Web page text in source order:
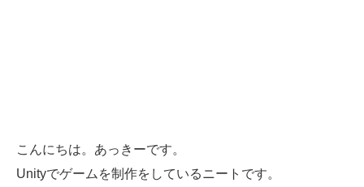
こんにちは。あっきーです。
Unityでゲームを制作をしているニートです。